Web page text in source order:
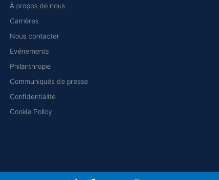
À propos de nous
Carrières
Nous contacter
Evénements
Philanthropie
Communiqués de presse
Confidentialité
Cookie Policy